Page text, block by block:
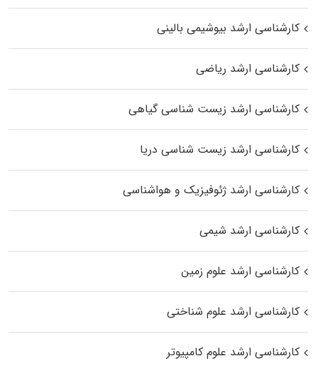
کارشناسی ارشد بیوشیمی بالینی
کارشناسی ارشد ریاضی
کارشناسی ارشد زیست‌ شناسی گیاهی
کارشناسی ارشد زیست‌ شناسی دریا
کارشناسی ارشد ژئوفیزیک و هواشناسی
کارشناسی ارشد شیمی
کارشناسی ارشد علوم زمین
کارشناسی ارشد علوم شناختی
کارشناسی ارشد علوم کامپیوتر